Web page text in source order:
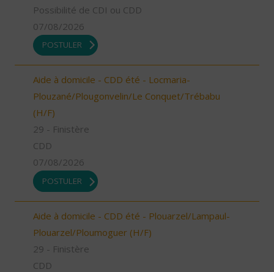
Possibilité de CDI ou CDD
07/08/2026
POSTULER
Aide à domicile - CDD été - Locmaria-
Plouzané/Plougonvelin/Le Conquet/Trébabu
(H/F)
29 - Finistère
CDD
07/08/2026
POSTULER
Aide à domicile - CDD été - Plouarzel/Lampaul-
Plouarzel/Ploumoguer (H/F)
29 - Finistère
CDD